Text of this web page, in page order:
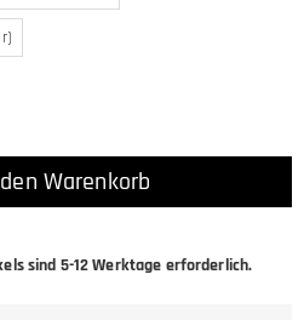
Warenkorb
sind 5-12Werktage erforderlich.